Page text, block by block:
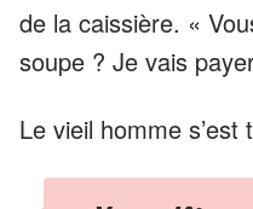
de la caissière. «
soupe ? Je vais
Le vieil homme